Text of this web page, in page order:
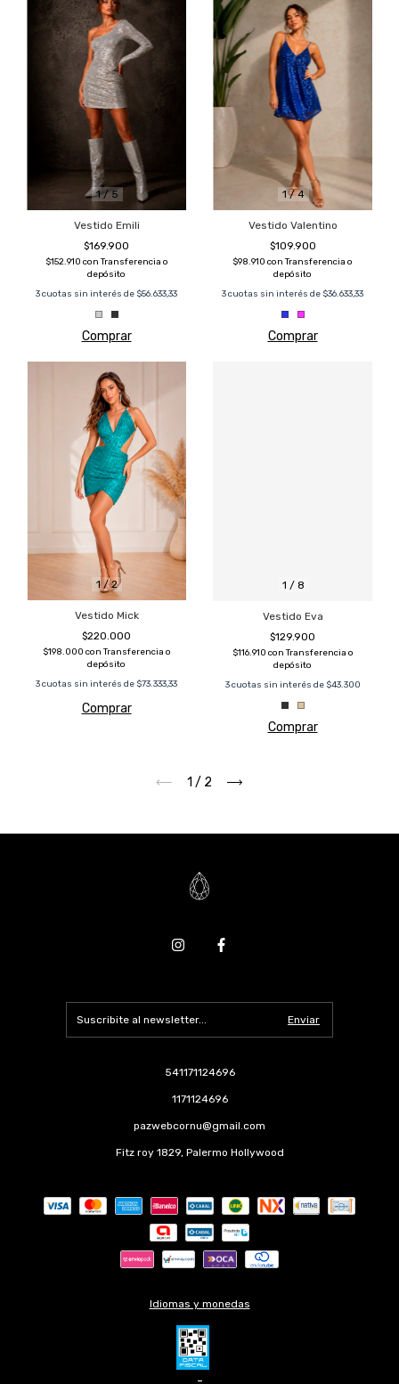
1/5
Vestido Emili
$169.900
$152.910 con Transferencia o
depósito
3cuotas sin interés de $56.633,33
Comprar
1/4
Vestido Valentino
$109.900
$98.910 con Transferencia o
depósito
3cuotas sin interés de $36.633,33
Comprar
1/2
Vestido Mick
$220.000
$198.000 con Transferencia o
depósito
3cuotas sin interés de $73.333,33
Comprar
1 / 8
Vestido Eva
$129.900
$116.910 con Transferencia o
depósito
3 cuotas sin interés de $43.300
Comprar
1 / 2
541171124696
1171124696
pazwebcornu@gmail.com
Fitz roy 1829, Palermo Hollywood
Idiomas y monedas
-